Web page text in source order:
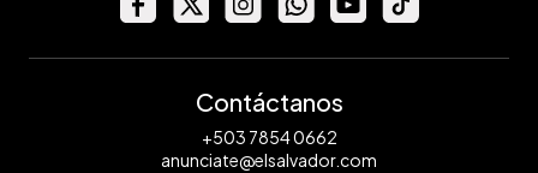
Contáctanos
+503 7854 0662
anunciate@elsalvador.com